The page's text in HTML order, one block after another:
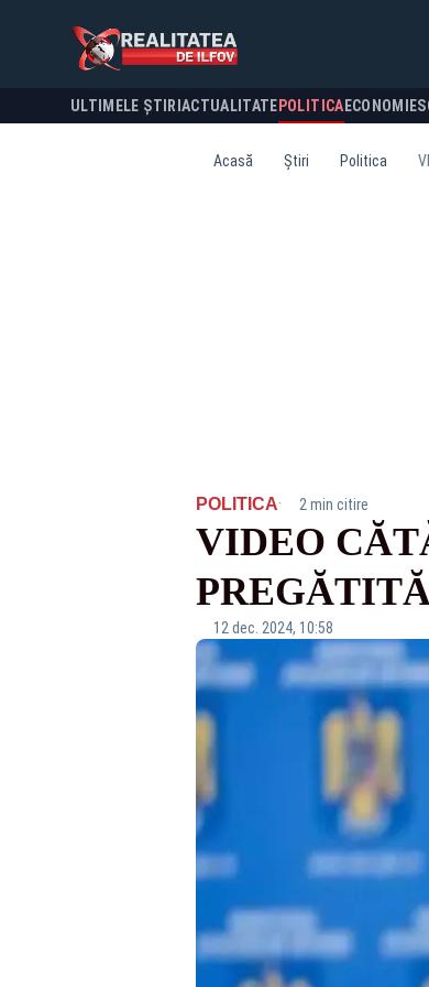
ULTIMELE ȘTIRI ACTUALITATE POLITICA ECONOMIE
Acasă Știri Politica
POLITICA· 2 min citire
VIDEO
12 dec. 2024, 10:58